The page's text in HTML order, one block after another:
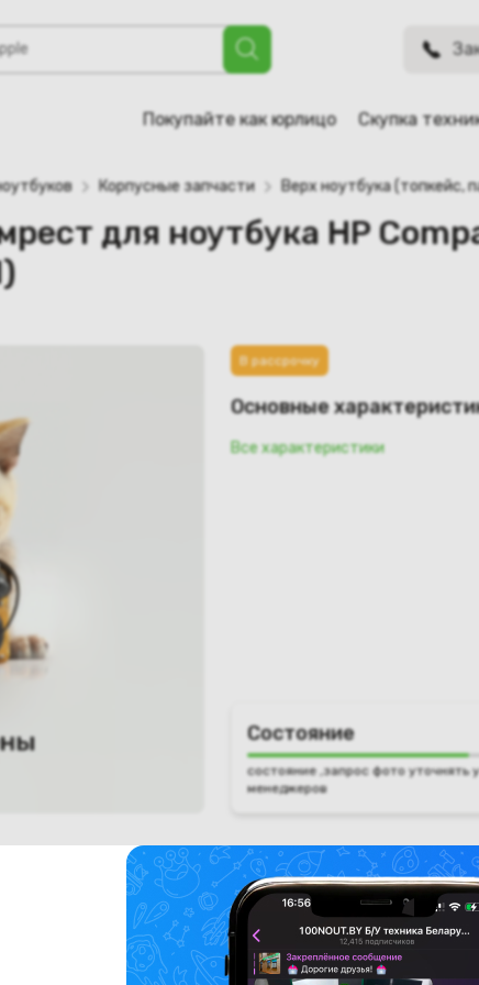
Покупайте как юрлицо Скупка
HP Compaq 6735S, 6730S (491254-001,
Корпусные запчасти Верх ноутбука (топкейс,
для ноутбука HP
В рассрочку
Основные
Все характеристики
Состояние
состояние ,запрос фото уточнять у
менеджеров